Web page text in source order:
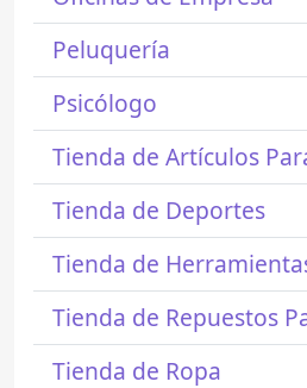
Peluquería
Psicólogo
Tienda de Artículos
Tienda de Deportes
Tienda de
Tienda de Repuestos
Tienda de Ropa